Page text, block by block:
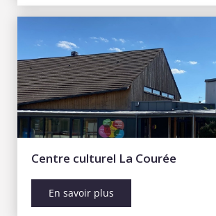
Centre culturel La Courée
En savoir plus